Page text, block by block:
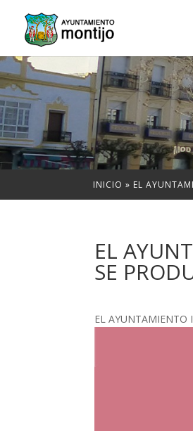
INICIO » EL
EL
SE
EL AYUNTAMIENTO